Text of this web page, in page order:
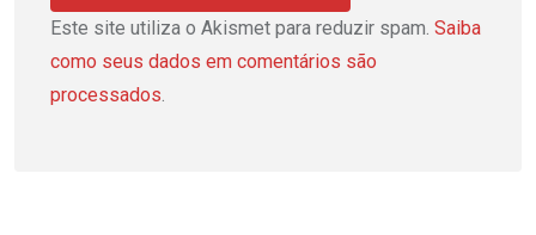
Este site utiliza o Akismet para reduzir spam. Saiba
como seus dados em comentários são
processados.